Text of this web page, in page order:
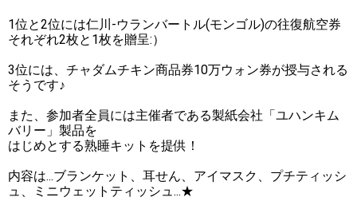
1位と2位には仁川-ウランバートル(モンゴル)の往復航空券
それぞれ2枚と1枚を贈呈:）
3位には、チャダムチキン商品券10万ウォン券が授与される
そうです♪
また、参加者全員には主催者である製紙会社「ユハンキム
バリー」製品を
はじめとする熟睡キットを提供！
内容は...ブランケット、耳せん、アイマスク、プチティッシ
ュ、ミニウェットティッシュ...★